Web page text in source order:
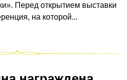
Перед открытием выставки
на которой...